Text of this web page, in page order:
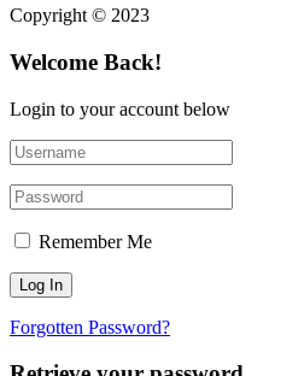
Copyright © 2023
Welcome Back!
Login to your account below
Remember Me
Forgotten Password?